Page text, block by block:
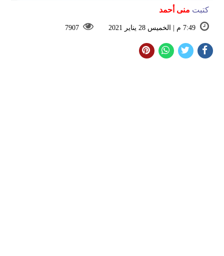
كتبت منى أحمد
7:49 م | الخميس 28 يناير 2021 7907